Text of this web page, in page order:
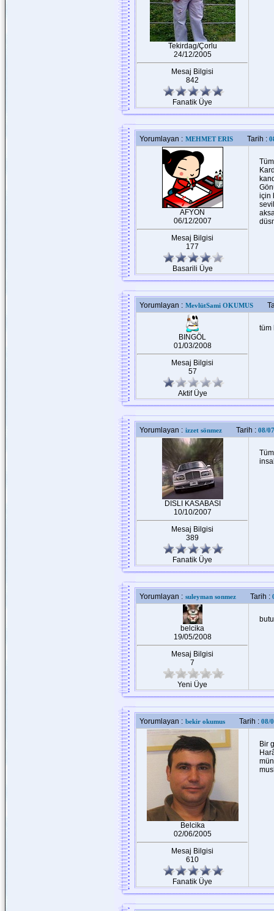
Tekirdag/Çorlu
24/12/2005
Mesaj Bilgisi
842
Fanatik Üye
Yorumlayan : MEHMET ERIS Tarih :
AFYON
06/12/2007
Mesaj Bilgisi
177
Basarili Üye
için
Yorumlayan : MevlütSami OKUMUS
BINGÖL
01/03/2008
Mesaj Bilgisi
57
Aktif Üye
tüm
Yorumlayan : izzet sönmez Tarih : 08/
DISLI KASABASI
10/10/2007
Mesaj Bilgisi
389
Fanatik Üye
Yorumlayan : suleyman sonmez Tarih :
belcika
19/05/2008
Mesaj Bilgisi
7
Yeni Üye
Yorumlayan : bekir okumus Tarih : 08/
Belcika
02/06/2005
Mesaj Bilgisi
610
Fanatik Üye
Bir